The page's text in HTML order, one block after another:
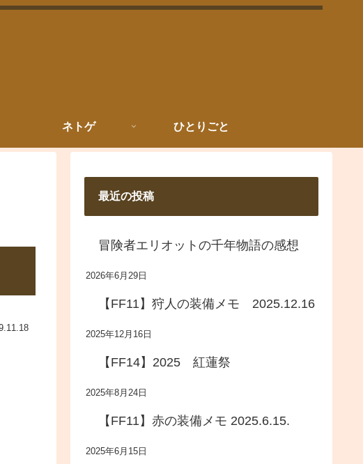
ネトゲ ひとりごと
最近の投稿
冒険者エリオットの千年物語の感想
2026年6月29日
【FF11】狩人の装備メモ 2025.12.16
2025年12月16日
【FF14】2025 紅蓮祭
2025年8月24日
【FF11】赤の装備メモ 2025.6.15.
2025年6月15日